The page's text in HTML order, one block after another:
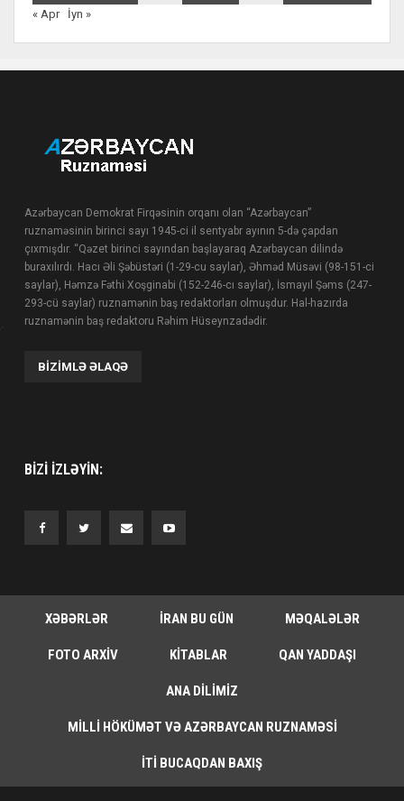
« Apr
İyn »
Azərbaycan Demokrat Firqəsinin orqanı olan “Azərbaycan”
ruznaməsinin birinci sayı 1945-ci il sentyabr ayının 5-də çapdan
çıxmışdır. “Qəzet birinci sayından başlayaraq Azərbaycan dilində
buraxılırdı. Hacı Əli Şəbüstəri (1-29-cu saylar), Əhməd Müsəvi (98-151-ci
saylar), Həmzə Fəthi Xoşginabi (152-246-cı saylar), İsmayıl Şəms (247-
293-cü saylar) ruznamənin baş redaktorları olmuşdur. Hal-hazırda
ruznamənin baş redaktoru Rəhim Hüseynzadədir.
BIZIMLƏ ƏLAQƏ
BIZI IZLƏYIN:
XƏBƏRLƏR İRAN BU GÜN MƏQALƏLƏR
FOTO ARXIV KITABLAR QAN YADDAŞI
ANA DILIMIZ
MILLI HÖKÜMƏT VƏ AZƏRBAYCAN RUZNAMƏSI
İTI BUCAQDAN BAXIŞ